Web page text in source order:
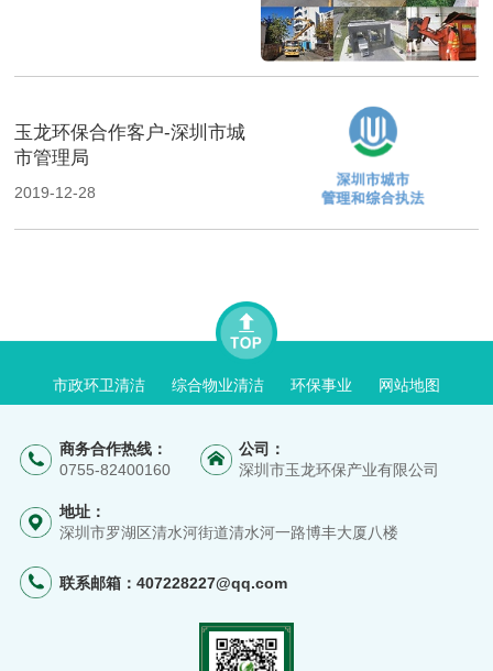
玉龙环保合作客户-深圳市城
市管理局
2019-12-28
市政环卫清洁 综合物业清洁 环保事业 网站地图
商务合作热线：
0755-82400160
公司：
深圳市玉龙环保产业有限公司
地址：
深圳市罗湖区清水河街道清水河一路博丰大厦八楼
联系邮箱： 407228227@qq.com